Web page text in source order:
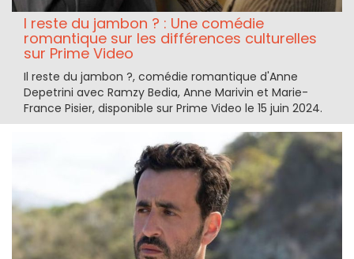
l reste du jambon ? : Une comédie
romantique sur les différences culturelles
sur Prime Video
Il reste du jambon ?, comédie romantique d'Anne
Depetrini avec Ramzy Bedia, Anne Marivin et Marie-
France Pisier, disponible sur Prime Video le 15 juin 2024.